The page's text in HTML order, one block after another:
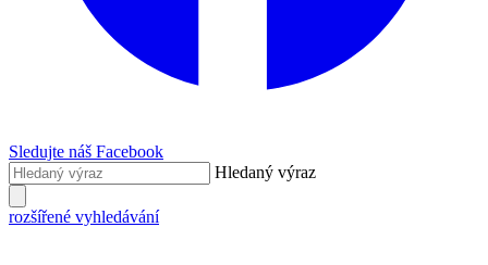
Sledujte náš Facebook
Hledaný výraz
rozšířené vyhledávání